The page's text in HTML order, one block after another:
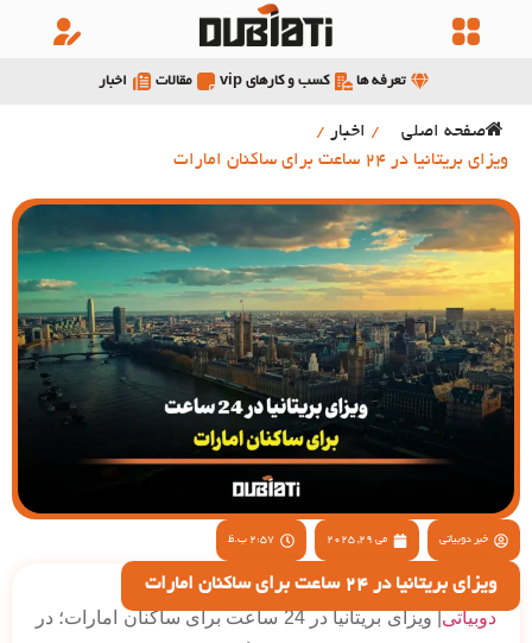
تعرفه ها کسب و کارهای vip مقالات اخبار
صفحه اصلی / اخبار /
ویزای بریتانیا در 24 ساعت برای ساکنان امارات
خبر دوبیاتی می 29, 2025 2:57 ب.ظ
ویزای بریتانیا در 24 ساعت برای ساکنان امارات
دوبیاتی
| ویزای بریتانیا در 24 ساعت برای ساکنان امارات؛ در